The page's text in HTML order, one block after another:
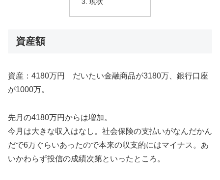
資産額
資産：4180万円 だいたい金融商品が3180万、銀行口座
が1000万。
先月の4180万円からは増加。
今月は大きな収入はなし。社会保険の支払いがなんだかん
だで6万ぐらいあったので本来の収支的にはマイナス。あ
いかわらず投信の成績次第といったところ。